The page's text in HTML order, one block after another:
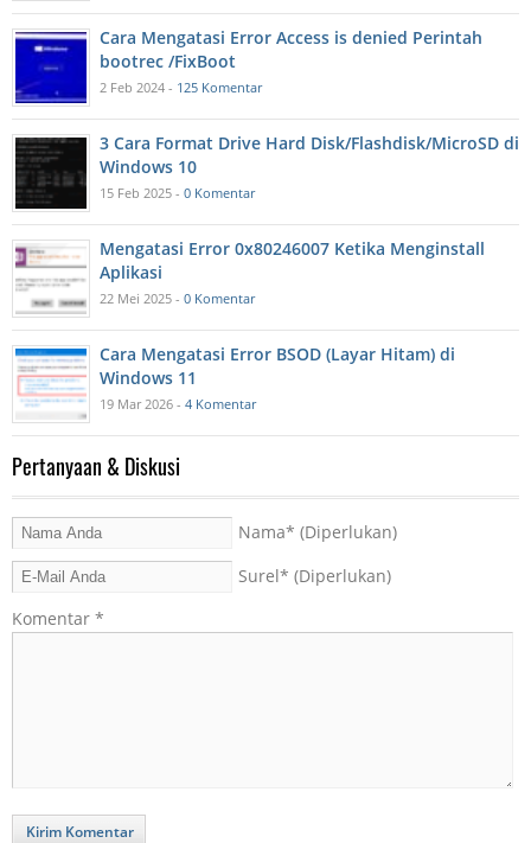
Cara Mengatasi Error Access is denied Perintah
bootrec /FixBoot
2 Feb 2024 - 125 Komentar
3 Cara Format Drive Hard Disk/Flashdisk/MicroSD di
Windows 10
15 Feb 2025 - 0 Komentar
Mengatasi Error 0x80246007 Ketika Menginstall
Aplikasi
22 Mei 2025 - 0 Komentar
Cara Mengatasi Error BSOD (Layar Hitam) di
Windows 11
19 Mar 2026 - 4 Komentar
Pertanyaan & Diskusi
Nama* (Diperlukan)
Surel* (Diperlukan)
Komentar *
Kirim Komentar